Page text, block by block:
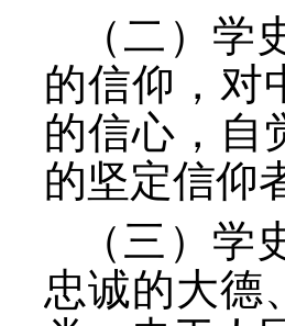
（二）
的信仰，对
的信心，自
的坚定信仰
（三）
忠诚的大德